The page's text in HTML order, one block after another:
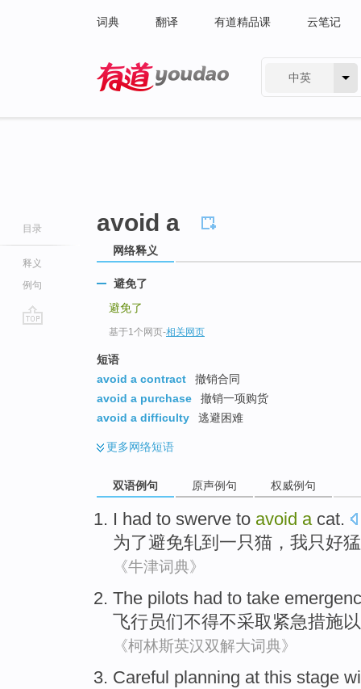
词典 翻译 有道精品课 云笔记
中英
目录
释义
例句
avoid a
网络释义
避免了
避免了
基于1个网页-相关网页
短语
avoid a contract
撤销合同
avoid a purchase
撤销一项购货
avoid a difficulty
逃避困难
更多网络短语
双语例句 原声例句 权威例句
I had to swerve to avoid a cat.
为了避免轧到 一只猫 ， 我只好
《牛津词典》
The pilots had to take
飞行员们不得不采取 紧急措施以
《柯林斯英汉双解大词典》
Careful planning at this stage